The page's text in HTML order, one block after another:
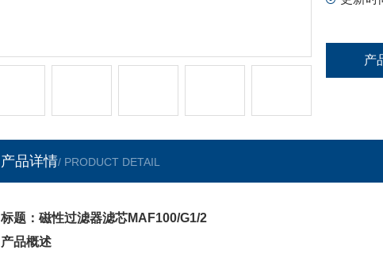
产
产品详情/ PRODUCT DETAIL
标题：磁性过滤器滤芯MAF100/G1/2
产品概述